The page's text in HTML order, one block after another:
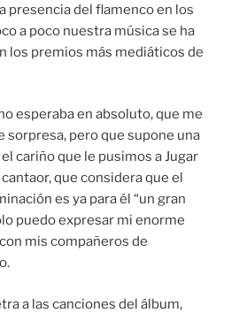
presencia del flamenco en los
a poco nuestra música se ha
los premios más mediáticos de
esperaba en absoluto, que me
sorpresa, pero que supone una
cariño que le pusimos a Jugar
que considera que el
es ya para él “un gran
puedo expresar mi enorme
mis compañeros de
a las canciones del álbum,